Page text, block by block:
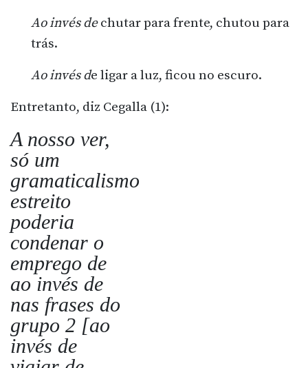
Ao invés dechutar para frente, chutou para
trás.
Ao invés de ligar a luz, ficou no escuro.
Entretanto, diz Cegalla (1):
A nosso ver,
só um
gramaticalismo
estreito
poderia
condenar o
emprego de
ao invés de
nas frases do
grupo 2 [ao
invés de